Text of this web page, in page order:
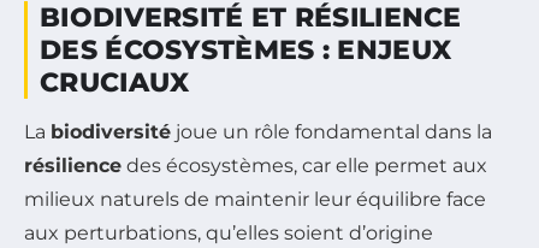
BIODIVERSITÉ ET RÉSILIENCE
DES ÉCOSYSTÈMES : ENJEUX
CRUCIAUX
La biodiversité joue un rôle fondamental dans la
résilience des écosystèmes, car elle permet aux
milieux naturels de maintenir leur équilibre face
aux perturbations, qu’elles soient d’origine